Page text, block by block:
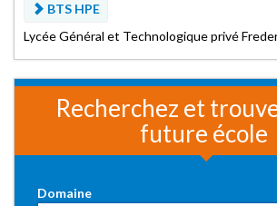
BTS HPE
Lycée Général et Technologique privé
Recherchez et
future école
Domaine